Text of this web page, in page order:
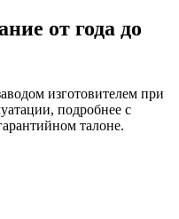
от года до
изготовителем при
подробнее с
талоне.